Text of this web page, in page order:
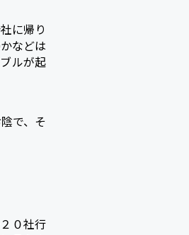
に帰り
などは
ルが起
で、そ
０社行